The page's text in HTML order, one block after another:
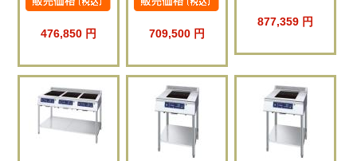
476,850 円 709,500 円
877,359 円